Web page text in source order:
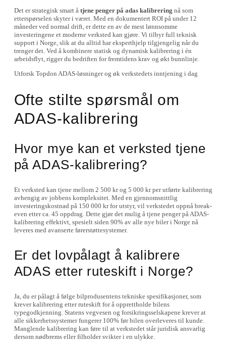
Det er strategisk smart å tjene penger på adas kalibrering nå som
etterspørselen skyter i været. Med en dokumentert ROI på under 12
måneder ved normal drift, er dette en av de mest lønnsomme
investeringene et moderne verksted kan gjøre. Vi tilbyr full teknisk
support i Norge, slik at du alltid har eksperthjelp tilgjengelig når du
trenger det. Ved å kombinere statisk og dynamisk kalibrering i én
arbeidsflyt, rigger du bedriften for fremtidens krav og økt bunnlinje.
Utforsk Topdon ADAS-løsninger og øk verkstedets inntjening i dag
Ofte stilte spørsmål om
ADAS-kalibrering
Hvor mye kan et verksted tjene
på ADAS-kalibrering?
Et verksted kan tjene mellom 2 500 kr og 5 000 kr per utførte kalibrering
avhengig av jobbens kompleksitet. Med en gjennomsnittlig
investeringskostnad på 150 000 kr for utstyr, vil verkstedet oppnå break-
even etter ca. 45 oppdrag. Dette gjør det mulig å tjene penger på ADAS-
kalibrering effektivt, spesielt siden 90% av alle nye biler i Norge nå
leveres med avanserte førerstøttesystemer.
Er det lovpålagt å kalibrere
ADAS etter ruteskift i Norge?
Ja, du er pålagt å følge bilprodusentens tekniske spesifikasjoner, som
krever kalibrering etter ruteskift for å opprettholde bilens
typegodkjenning. Statens vegvesen og forsikringsselskapene krever at
alle sikkerhetssystemer fungerer 100% før bilen overleveres til kunde.
Manglende kalibrering kan føre til at verkstedet står juridisk ansvarlig
dersom nødbrems eller filholder svikter i en ulykke.